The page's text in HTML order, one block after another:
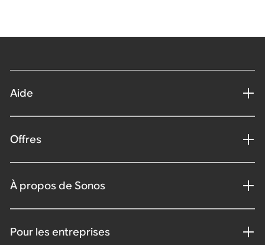
Aide
Offres
À propos de Sonos
Pour les entreprises